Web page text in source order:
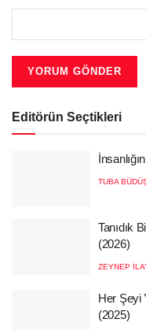
Editörün Seçtikleri
TUBA
Tanıdık
(2026)
ZEYNEP
Her Şeyi
(2025)